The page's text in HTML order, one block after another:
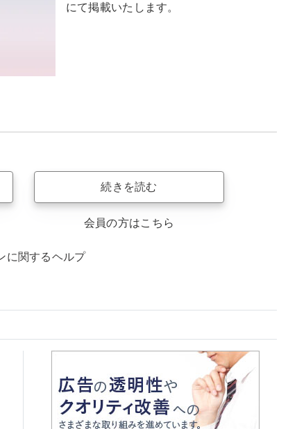
にて掲載いたします。
続きを読む
会員の方はこちら
に関するヘルプ